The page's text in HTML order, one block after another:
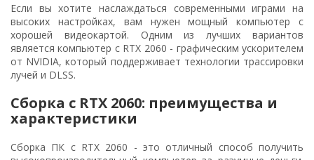
Если вы хотите наслаждаться современными играми на
высоких настройках, вам нужен мощный компьютер с
хорошей видеокартой. Одним из лучших вариантов
является компьютер с RTX 2060 - графическим ускорителем
от NVIDIA, который поддерживает технологии трассировки
лучей и DLSS.
Сборка с RTX 2060: преимущества и
характеристики
Сборка ПК с RTX 2060 - это отличный способ получить